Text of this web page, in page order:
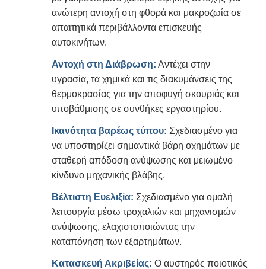
ανώτερη αντοχή στη φθορά και μακροζωία σε
απαιτητικά περιβάλλοντα επισκευής
αυτοκινήτων.
Αντοχή στη Διάβρωση: Αντέχει στην
υγρασία, τα χημικά και τις διακυμάνσεις της
θερμοκρασίας για την αποφυγή σκουριάς και
υποβάθμισης σε συνθήκες εργαστηρίου.
Ικανότητα βαρέως τύπου: Σχεδιασμένο για
να υποστηρίζει σημαντικά βάρη οχημάτων με
σταθερή απόδοση ανύψωσης και μειωμένο
κίνδυνο μηχανικής βλάβης.
Βέλτιστη Ευελιξία: Σχεδιασμένο για ομαλή
λειτουργία μέσω τροχαλιών και μηχανισμών
ανύψωσης, ελαχιστοποιώντας την
καταπόνηση των εξαρτημάτων.
Κατασκευή Ακριβείας: Ο αυστηρός ποιοτικός